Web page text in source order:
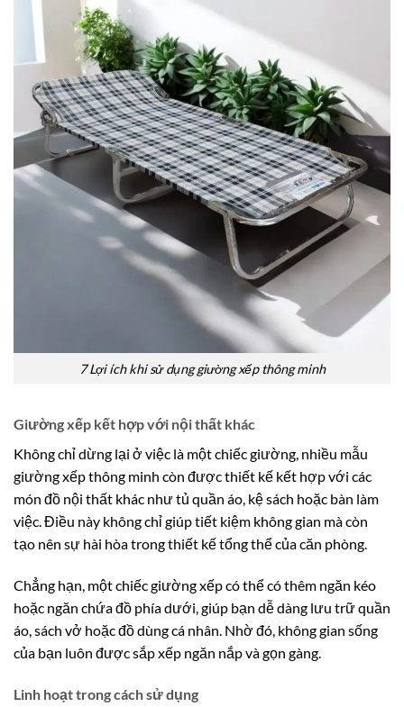
7 Lợi ích khi sử dụng giường xếp thông minh
Giường xếp kết hợp với nội thất khác
Không chỉ dừng lại ở việc là một chiếc giường, nhiều mẫu
giường xếp thông minh còn được thiết kế kết hợp với các
món đồ nội thất khác như tủ quần áo, kệ sách hoặc bàn làm
việc. Điều này không chỉ giúp tiết kiệm không gian mà còn
tạo nên sự hài hòa trong thiết kế tổng thể của căn phòng.
Chẳng hạn, một chiếc giường xếp có thể có thêm ngăn kéo
hoặc ngăn chứa đồ phía dưới, giúp bạn dễ dàng lưu trữ quần
áo, sách vở hoặc đồ dùng cá nhân. Nhờ đó, không gian sống
của bạn luôn được sắp xếp ngăn nắp và gọn gàng.
Linh hoạt trong cách sử dụng